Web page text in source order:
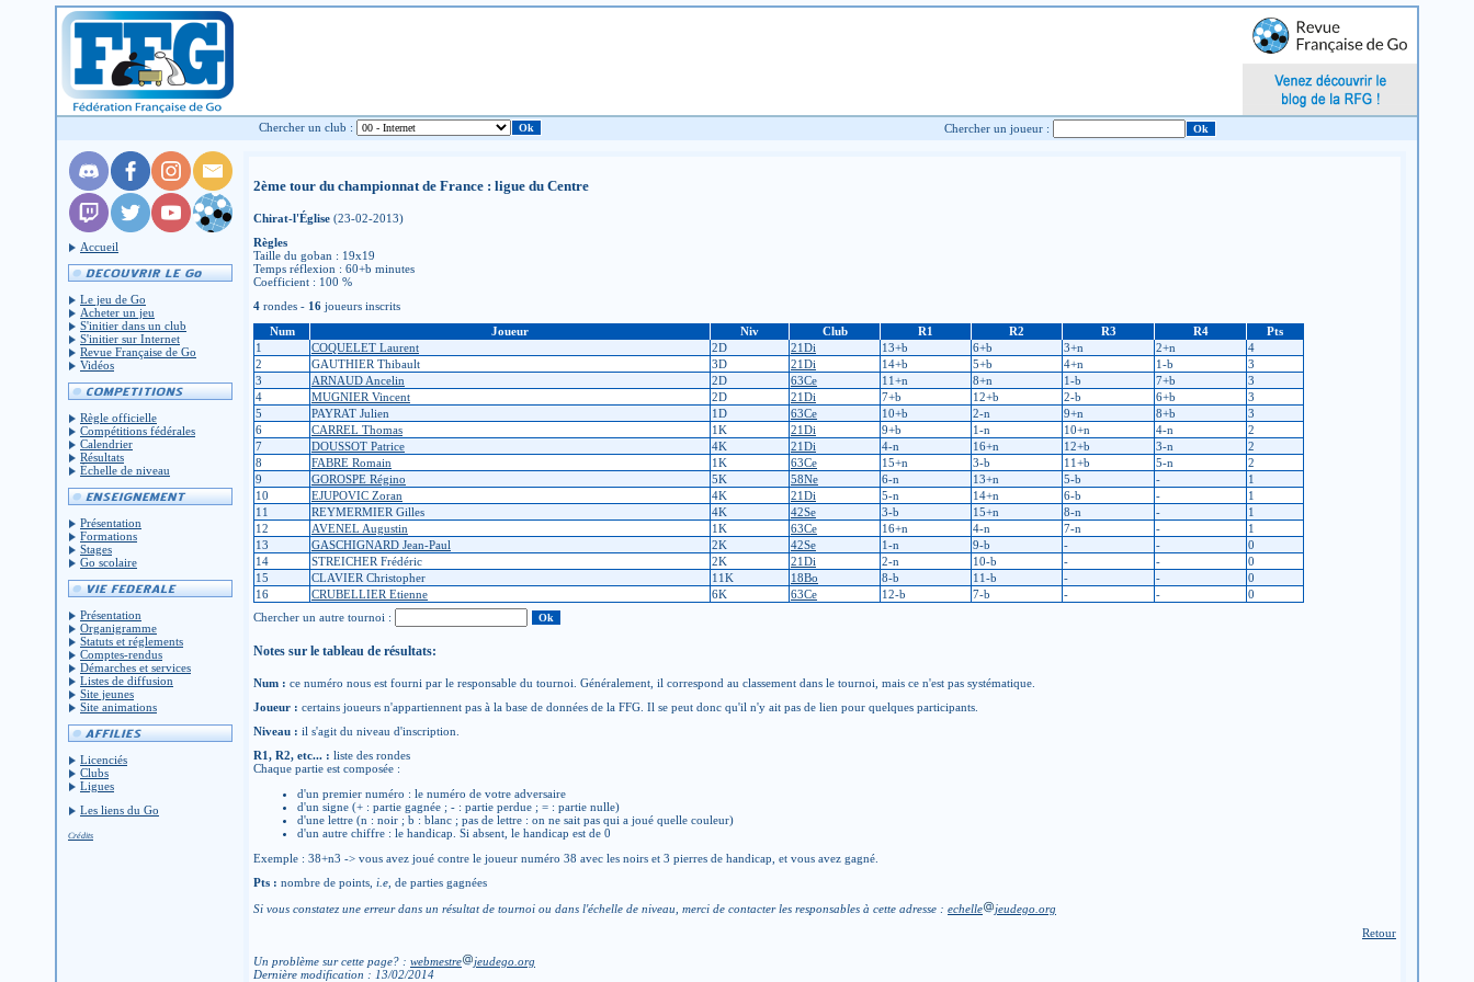
Chercher un club : Chercher un joueur :
Accueil
Le jeu de Go
Acheter un jeu
S'initier dans un club
S'initier sur Internet
Revue Française de Go
Vidéos
Règle officielle
Compétitions fédérales
Calendrier
Résultats
Échelle de niveau
Présentation
Formations
Stages
Go scolaire
Présentation
Organigramme
Statuts et réglements
Comptes-rendus
Démarches et services
Listes de diffusion
Site jeunes
Site animations
Licenciés
Clubs
Ligues
Les liens du Go
Crédits
2ème tour du championnat de France : ligue du Centre
Chirat-l'Église (23-02-2013)
Règles
Taille du goban : 19x19
Temps réflexion : 60+b minutes
Coefficient : 100 %
4 rondes - 16 joueurs inscrits
Num
Joueur Niv Club R1 R2 R3 R4
Pts
1
COQUELET Laurent 2D 21Di 13+b 6+b 3+n 2+n
4
2
GAUTHIER Thibault 3D 21Di 14+b 5+b 4+n 1-b
3
3
ARNAUD Ancelin 2D 63Ce 11+n 8+n 1-b 7+b
3
4
MUGNIER Vincent 2D 21Di 7+b 12+b 2-b 6+b
3
5
PAYRAT Julien 1D 63Ce 10+b 2-n 9+n 8+b
3
6
CARREL Thomas 1K 21Di 9+b 1-n 10+n 4-n
2
7
DOUSSOT Patrice 4K 21Di 4-n 16+n 12+b 3-n
2
8
FABRE Romain 1K 63Ce 15+n 3-b 11+b 5-n
2
9
GOROSPE Régino 5K 58Ne 6-n 13+n 5-b -
1
10
EJUPOVIC Zoran 4K 21Di 5-n 14+n 6-b -
1
11
REYMERMIER Gilles 4K 42Se 3-b 15+n 8-n -
1
12
AVENEL Augustin 1K 63Ce 16+n 4-n 7-n -
1
13
GASCHIGNARD Jean-Paul 2K 42Se 1-n 9-b - -
0
14
STREICHER Frédéric 2K 21Di 2-n 10-b - -
0
15
CLAVIER Christopher 11K 18Bo 8-b 11-b - -
0
16
CRUBELLIER Etienne 6K 63Ce 12-b 7-b - -
0
Chercher un autre tournoi :
Notes sur le tableau de résultats:
Num : ce numéro nous est fourni par le responsable du tournoi. Généralement, il correspond au classement dans le tournoi, mais ce n'est pas systématique.
Joueur : certains joueurs n'appartiennent pas à la base de données de la FFG. Il se peut donc qu'il n'y ait pas de lien pour quelques participants.
Niveau : il s'agit du niveau d'inscription.
R1, R2, etc... : liste des rondes
Chaque partie est composée :
d'un premier numéro : le numéro de votre adversaire
d'un signe (+ : partie gagnée ; - : partie perdue ; = : partie nulle)
d'une lettre (n : noir ; b : blanc ; pas de lettre : on ne sait pas qui a joué quelle couleur)
d'un autre chiffre : le handicap. Si absent, le handicap est de 0
Exemple : 38+n3 -> vous avez joué contre le joueur numéro 38 avec les noirs et 3 pierres de handicap, et vous avez gagné.
Pts : nombre de points, i.e , de parties gagnées
Si vous constatez une erreur dans un résultat de tournoi ou dans l'échelle de niveau, merci de contacter les responsables à cette adresse : echelle
jeudego.org
Retour
Un problème sur cette page? : webmestre
jeudego.org
Dernière modification : 13/02/2014